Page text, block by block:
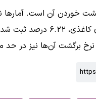
خوردن آن است.
چک‌های الکترونیک به
برگشت آن‌ها نیز در